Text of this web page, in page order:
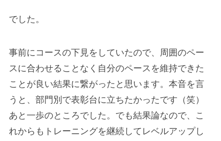
でした。
事前にコースの下見をしていたので、周囲のペー
スに合わせることなく自分のペースを維持できた
ことが良い結果に繋がったと思います。本音を言
うと、部門別で表彰台に立ちたかったです（笑）
あと一歩のところでした。でも結果論なので、こ
れからもトレーニングを継続してレベルアップし